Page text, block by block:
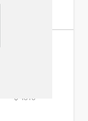
con Ácido
$ 4818